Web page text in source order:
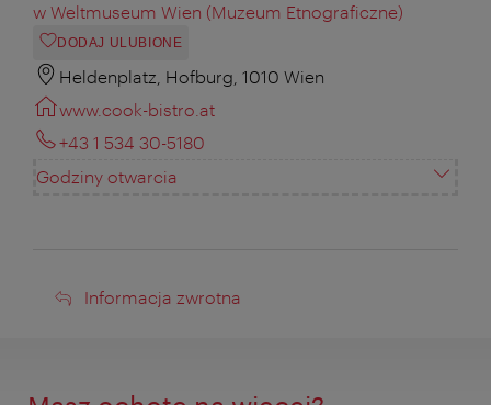
w Weltmuseum Wien (Muzeum Etnograficzne)
DODAJ ULUBIONE
Heldenplatz, Hofburg, 1010 Wien
www.cook-bistro.at
+43 1 534 30-5180
Godziny otwarcia
Informacja
Informacja zwrotna